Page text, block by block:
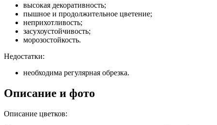
высокая декоративность;
пышное и продолжительное цветение;
неприхотливость;
засухоустойчивость;
морозостойкость.
Недостатки:
необходима регулярная обрезка.
Описание и фото
Описание цветков: